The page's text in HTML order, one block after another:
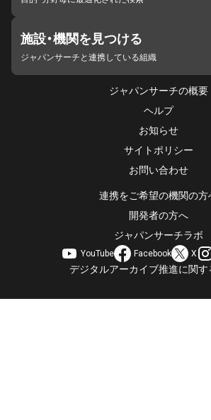
施設・機関を見つける
ジャパンサーチと連携している組織
ジャパンサーチの概要
ヘルプ
お知らせ
サイトポリシー
お問い合わせ
連携をご希望の機関の方
開発者の方へ
ジャパンサーチラボ
YouTube Facebook X
デジタルアーカイブ推進に関す